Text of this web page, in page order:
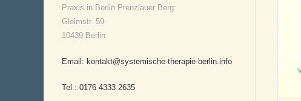
Praxis in Berlin Prenzlauer Berg:
Gleimstr. 59
10439 Berlin
Email: kontakt@systemische-therapie-berlin.info
Tel.: 0176 4333 2635